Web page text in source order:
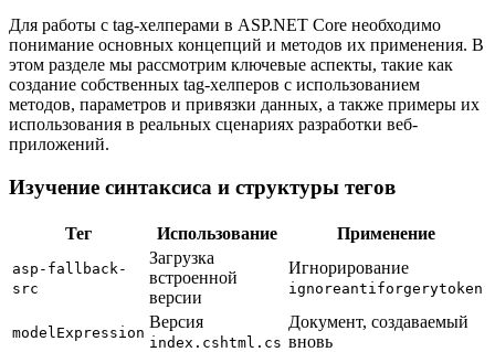
Для работы с tag-хелперами в ASP.NET Core необходимо
понимание основных концепций и методов их применения. В
этом разделе мы рассмотрим ключевые аспекты, такие как
создание собственных tag-хелперов с использованием
методов, параметров и привязки данных, а также примеры их
использования в реальных сценариях разработки веб-
приложений.
Изучение синтаксиса и структуры тегов
Тег Использование Применение
asp-fallback-
src
Загрузка
встроенной
версии
Игнорирование
ignoreantiforgerytoken
modelExpression
Версия
index.cshtml.cs
Документ, создаваемый
вновь